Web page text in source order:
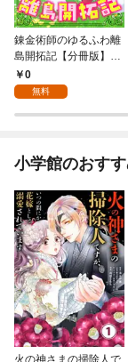
錬金術師のゆるふわ離
島開拓記【分冊版】
（コミック） １話
0
無料
小学館のおす
火の神さまの掃除人で